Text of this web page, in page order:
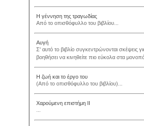
Η γέννηση της τραγωδίας
Από το οπισθόφυλλο του βιβλίου...
Αυγή
Σ' αυτό το βιβλίο συγκεντρώνονται σκέψεις
βοηθήσει να κινηθείτε πιο εύκολα στα
Η ζωή και το έργο του
(Από το οπισθόφυλλο του βιβλίου)...
Χαρούμενη επιστήμη ΙΙ